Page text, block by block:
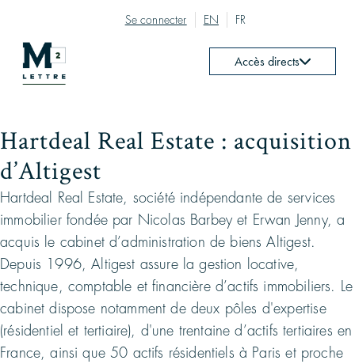
Se connecter EN FR
Accès directs
Hartdeal Real Estate : acquisition
d’Altigest
Hartdeal Real Estate, société indépendante de services
immobilier fondée par Nicolas Barbey et Erwan Jenny, a
acquis le cabinet d’administration de biens Altigest.
Depuis 1996, Altigest assure la gestion locative,
technique, comptable et financière d’actifs immobiliers. Le
cabinet dispose notamment de deux pôles d'expertise
(résidentiel et tertiaire), d'une trentaine d’actifs tertiaires en
France, ainsi que 50 actifs résidentiels à Paris et proche